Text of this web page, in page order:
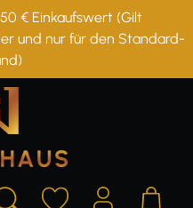
€ Einkaufswert (Gilt
und nur für den Standard-